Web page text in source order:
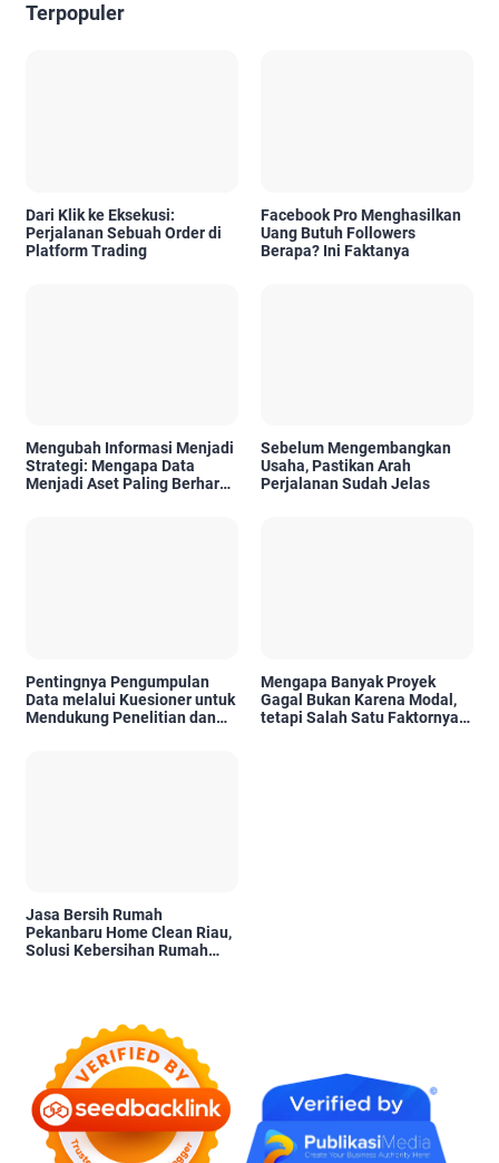
Terpopuler
Dari Klik ke Eksekusi:
Perjalanan Sebuah Order di
Platform Trading
Facebook Pro Menghasilkan
Uang Butuh Followers
Berapa? Ini Faktanya
Mengubah Informasi Menjadi
Strategi: Mengapa Data
Menjadi Aset Paling Berharga
Sebelum Mengembangkan
Usaha, Pastikan Arah
Perjalanan Sudah Jelas
Pentingnya Pengumpulan
Data melalui Kuesioner untuk
Mendukung Penelitian dan
Mengapa Banyak Proyek
Gagal Bukan Karena Modal,
tetapi Salah Satu Faktornya
Jasa Bersih Rumah
Pekanbaru Home Clean Riau,
Solusi Kebersihan Rumah